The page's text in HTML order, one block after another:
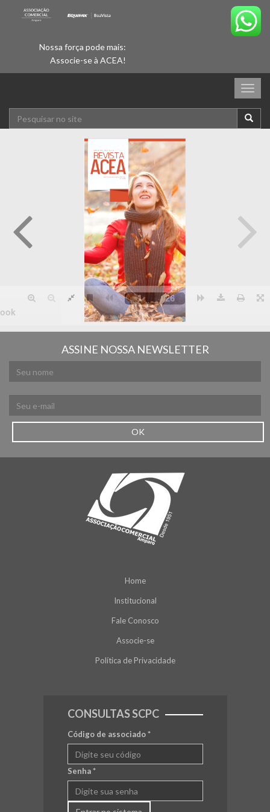
Nossa força pode mais:
Associe-se à ACEA!
ASSINE NOSSA NEWSLETTER
OK
Home
Institucional
Fale Conosco
Associe-se
Política de Privacidade
CONSULTAS SCPC
Código de associado*
Senha*